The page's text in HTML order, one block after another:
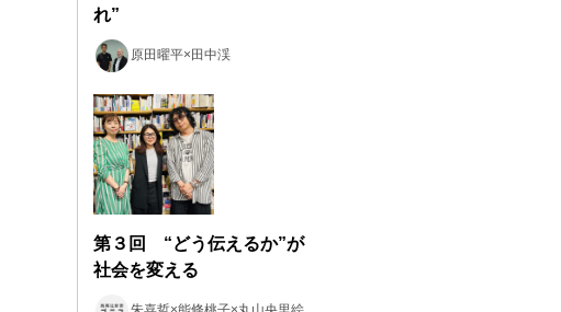
れ”
原田曜平×田中渓
第３回 “どう伝えるか”が
社会を変える